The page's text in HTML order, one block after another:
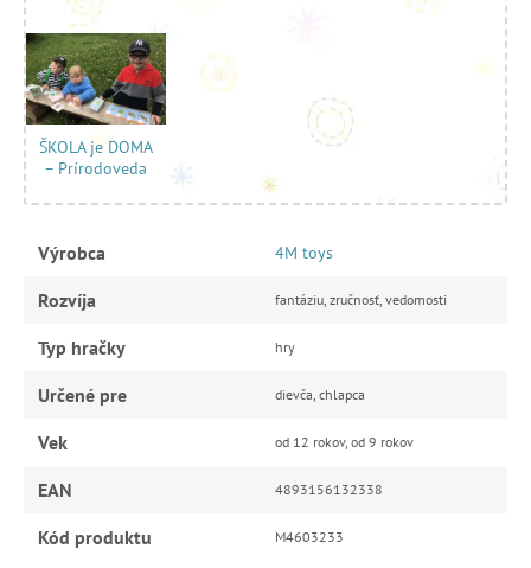
ŠKOLA je DOMA
– Prírodoveda
Výrobca 4M toys
Rozvíja fantáziu, zručnosť, vedomosti
Typ hračky hry
Určené pre dievča, chlapca
Vek od 12 rokov, od 9 rokov
EAN 4893156132338
Kód produktu M4603233